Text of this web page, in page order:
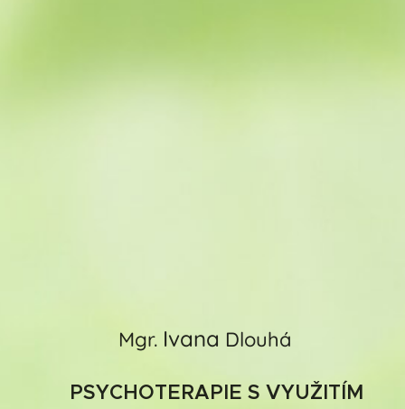
Mgr. Ivana Dlouhá
PSYCHOTERAPIE S VYUŽITÍM